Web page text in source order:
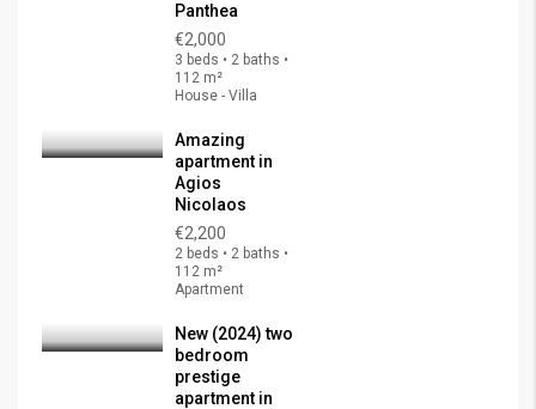
Panthea
€2,000
3 beds • 2 baths •
112 m²
House - Villa
Amazing
apartment in
Agios
Nicolaos
€2,200
2 beds • 2 baths •
112 m²
Apartment
New (2024) two
bedroom
prestige
apartment in